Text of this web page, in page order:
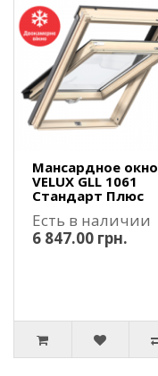
Мансардное окно
VELUX GLL 1061
Стандарт Плюс
Есть в наличии
6 847.00 грн.